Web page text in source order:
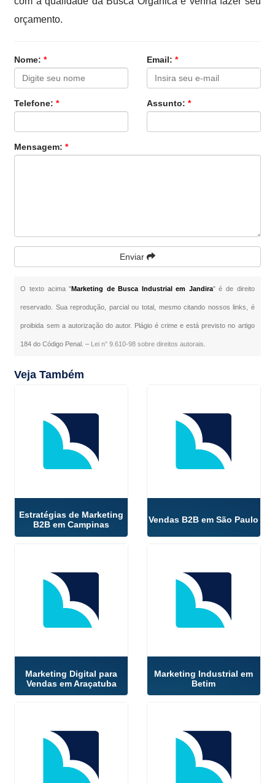
orçamento.
Nome:* Email: *
Telefone:* Assunto: *
Mensagem:*
Enviar
O texto acima "Marketing de Busca Industrial em Jandira" é de direito
reservado. Sua reprodução, parcial ou total, mesmo citando nossos links, é
proibida sem a autorização do autor. Plágio é crime e está previsto no artigo
184 do Código Penal. – Lei n° 9.610-98 sobre direitos autorais
Veja Também
Estratégias de Marketing
B2B em Campinas
Vendas B2B em São Paulo
Marketing Digital para
Vendas em Araçatuba
Marketing Industrial em
Betim